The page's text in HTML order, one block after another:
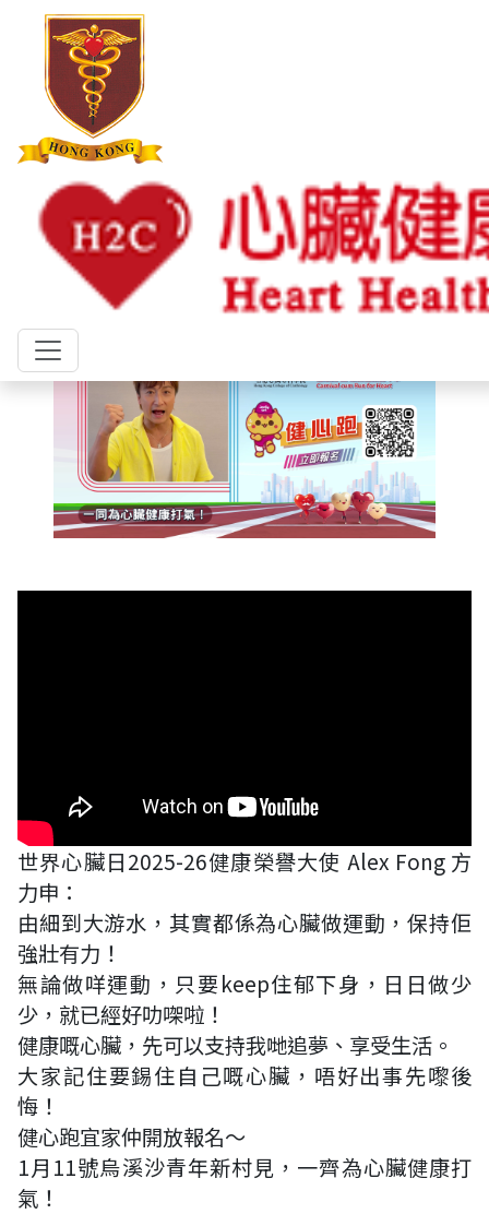
世界心臟日
2026 2025
2020
2019 2018
主頁 世界心臟日 2025 AlexVideo
方力申：「游水強心，日日郁動」
日期: 2025年11月14日 分享:
世界心臟日2025-26健康榮譽大使 Alex Fong 方
力申：
由細到大游水，其實都係為心臟做運動，保持佢
強壯有力！
無論做咩運動，只要keep住郁下身，日日做少
少，就已經好叻㗎啦！
健康嘅心臟，先可以支持我哋追夢、享受生活。
大家記住要錫住自己嘅心臟，唔好出事先嚟後
悔！
健心跑宜家仲開放報名～
1月11號烏溪沙青年新村見，一齊為心臟健康打
氣！